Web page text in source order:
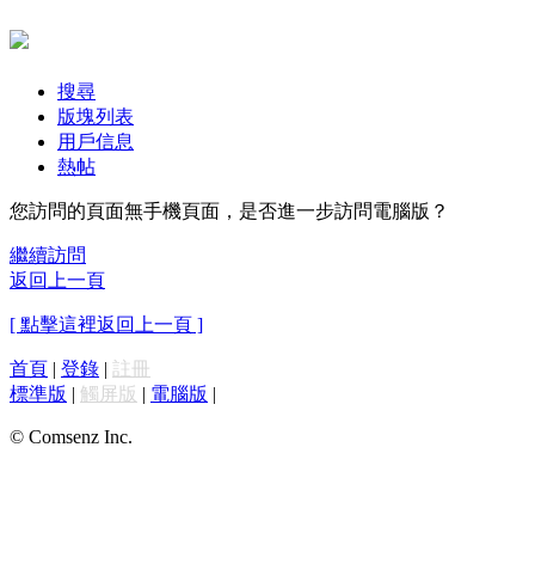
搜尋
版塊列表
用戶信息
熱帖
您訪問的頁面無手機頁面，是否進一步訪問電腦版？
繼續訪問
返回上一頁
[ 點擊這裡返回上一頁 ]
首頁 | 登錄 | 註冊
標準版 | 觸屏版 | 電腦版 |
© Comsenz Inc.